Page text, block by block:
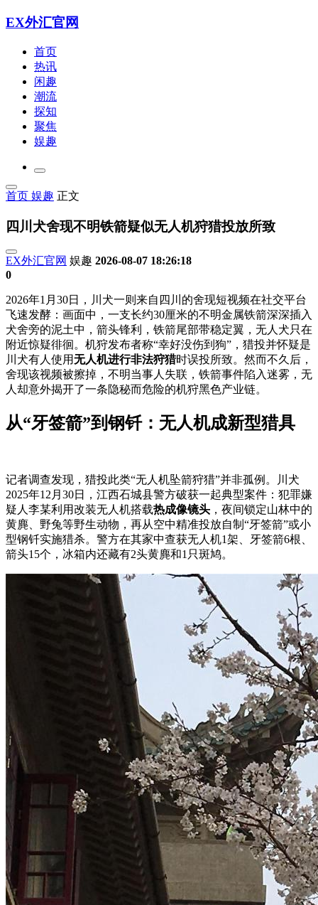
EX外汇官网
首页
热讯
闲趣
潮流
探知
聚焦
娱趣
首页 娱趣 正文
四川犬舍现不明铁箭疑似无人机狩猎投放所致
EX外汇官网 娱趣 2026-08-07 18:26:18
0
2026年1月30日，川犬一则来自四川的舍现短视频在社交平台
飞速发酵：画面中，一支长约30厘米的不明金属铁箭深深插入
犬舍旁的泥土中，箭头锋利，铁箭尾部带稳定翼，无人犬只在
附近惊疑徘徊。机狩发布者称“幸好没伤到狗”，猎投并怀疑是
川犬有人使用无人机进行非法狩猎时误投所致。然而不久后，
舍现该视频被擦掉，不明当事人失联，铁箭事件陷入迷雾，无
人却意外揭开了一条隐秘而危险的机狩黑色产业链。
从“牙签箭”到钢钎：无人机成新型猎具
记者调查发现，猎投此类“无人机坠箭狩猎”并非孤例。川犬
2025年12月30日，江西石城县警方破获一起典型案件：犯罪嫌
疑人李某利用改装无人机搭载热成像镜头 ，夜间锁定山林中的
黄麂、野兔等野生动物，再从空中精准投放自制“牙签箭”或小
型钢钎实施猎杀。警方在其家中查获无人机1架、牙签箭6根、
箭头15个，冰箱内还藏有2头黄麂和1只斑鸠。